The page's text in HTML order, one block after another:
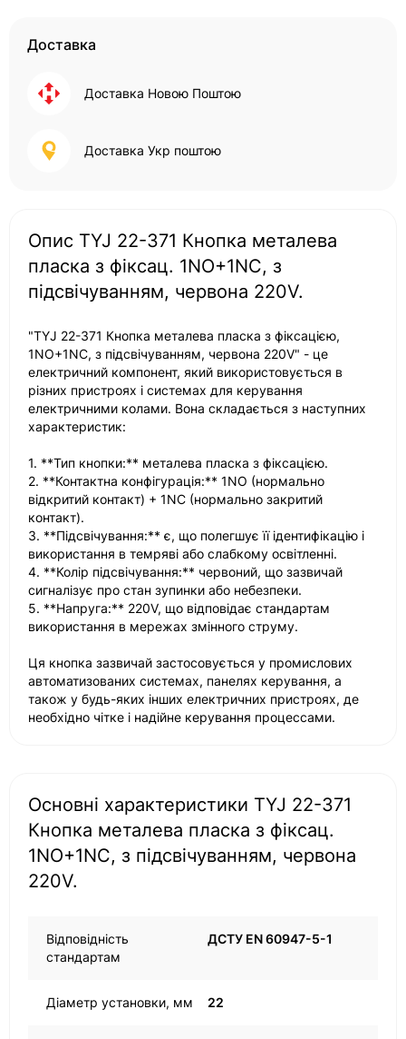
Доставка
Доставка Новою Поштою
Доставка Укр поштою
Опис TYJ 22-371 Кнопка металева
пласка з фіксац. 1NO+1NC, з
підсвічуванням, червона 220V.
"TYJ 22-371 Кнопка металева пласка з фіксацією,
1NO+1NC, з підсвічуванням, червона 220V" - це
електричний компонент, який використовується в
різних пристроях і системах для керування
електричними колами. Вона складається з наступних
характеристик:
1. **Тип кнопки:** металева пласка з фіксацією.
2. **Контактна конфігурація:** 1NO (нормально
відкритий контакт) + 1NC (нормально закритий
контакт).
3. **Підсвічування:** є, що полегшує її ідентифікацію і
використання в темряві або слабкому освітленні.
4. **Колір підсвічування:** червоний, що зазвичай
сигналізує про стан зупинки або небезпеки.
5. **Напруга:** 220V, що відповідає стандартам
використання в мережах змінного струму.
Ця кнопка зазвичай застосовується у промислових
автоматизованих системах, панелях керування, а
також у будь-яких інших електричних пристроях, де
необхідно чітке і надійне керування процессами.
Основні характеристики TYJ 22-371
Кнопка металева пласка з фіксац.
1NO+1NC, з підсвічуванням, червона
220V.
Відповідність
стандартам
ДСТУ EN 60947-5-1
Діаметр установки, мм 22